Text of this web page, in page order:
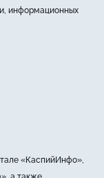
информационных
«КаспийИнфо»,